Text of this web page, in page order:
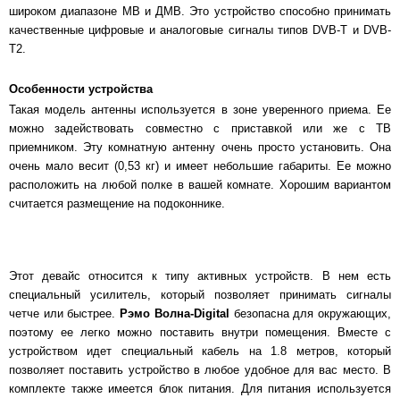
широком диапазоне МВ и ДМВ. Это устройство способно принимать
качественные цифровые и аналоговые сигналы типов DVB-T и DVB-
T2.
Особенности устройства
Такая модель антенны используется в зоне уверенного приема. Ее
можно задействовать совместно с приставкой или же с ТВ
приемником. Эту комнатную антенну очень просто установить. Она
очень мало весит (0,53 кг) и имеет небольшие габариты. Ее можно
расположить на любой полке в вашей комнате. Хорошим вариантом
считается размещение на подоконнике.
Этот девайс относится к типу активных устройств. В нем есть
специальный усилитель, который позволяет принимать сигналы
четче или быстрее. Рэмо Волна-Digital безопасна для окружающих,
поэтому ее легко можно поставить внутри помещения. Вместе с
устройством идет специальный кабель на 1.8 метров, который
позволяет поставить устройство в любое удобное для вас место. В
комплекте также имеется блок питания. Для питания используется